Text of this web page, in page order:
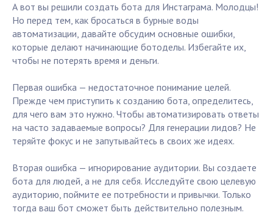
А вот вы решили создать бота для Инстаграма. Молодцы!
Но перед тем, как бросаться в бурные воды
автоматизации, давайте обсудим основные ошибки,
которые делают начинающие ботоделы. Избегайте их,
чтобы не потерять время и деньги.
Первая ошибка — недостаточное понимание целей.
Прежде чем приступить к созданию бота, определитесь,
для чего вам это нужно. Чтобы автоматизировать ответы
на часто задаваемые вопросы? Для генерации лидов? Не
теряйте фокус и не запутывайтесь в своих же идеях.
Вторая ошибка — игнорирование аудитории. Вы создаете
бота для людей, а не для себя. Исследуйте свою целевую
аудиторию, поймите ее потребности и привычки. Только
тогда ваш бот сможет быть действительно полезным.